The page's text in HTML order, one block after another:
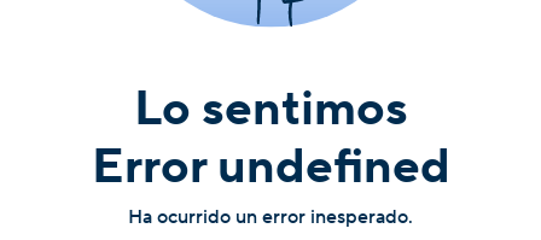
Lo sentimos
Error undefined
Ha ocurrido un error inesperado.